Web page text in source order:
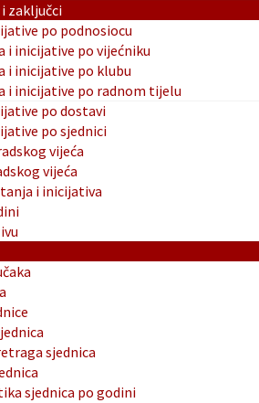
zaključci
po podnosiocu
i inicijative po vijećniku
i inicijative po klubu
i inicijative po radnom tijelu
po dostavi
po sjednici
vijeća
vijeća
i inicijativa
sjednica
sjednica po godini